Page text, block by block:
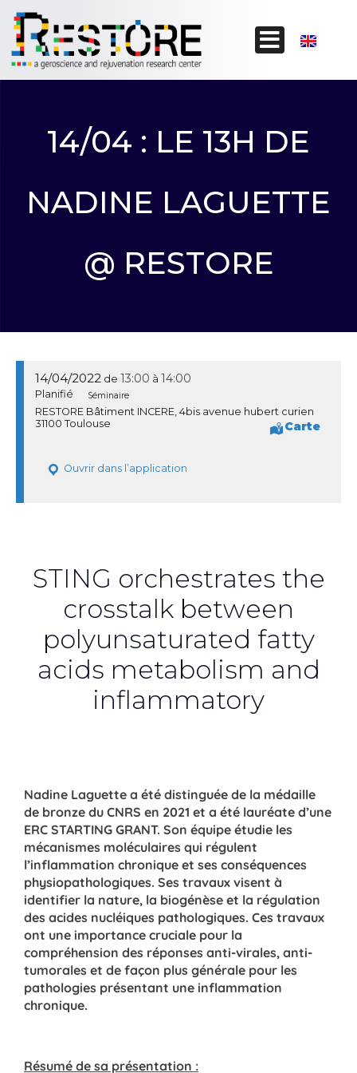
14/04 : LE 13H DE
NADINE LAGUETTE
@ RESTORE
14/04/2022 de 13:00 à 14:00
Planifié Séminaire
RESTORE Bâtiment INCERE, 4bis avenue hubert curien
31100 Toulouse
Carte
Ouvrir dans l’application
STING orchestrates the
crosstalk between
polyunsaturated fatty
acids metabolism and
inflammatory
Nadine Laguette a été distinguée de la médaille
de bronze du CNRS en 2021 et a été lauréate d’une
ERC STARTING GRANT. Son équipe étudie les
mécanismes moléculaires qui régulent
l’inflammation chronique et ses conséquences
physiopathologiques. Ses travaux visent à
identifier la nature, la biogénèse et la régulation
des acides nucléiques pathologiques. Ces travaux
ont une importance cruciale pour la
compréhension des réponses anti-virales, anti-
tumorales et de façon plus générale pour les
pathologies présentant une inflammation
chronique.
Résumé de sa présentation :